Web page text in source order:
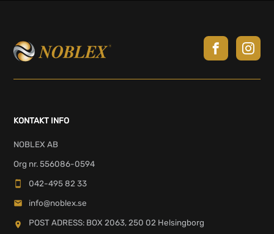
KONTAKT INFO
NOBLEX AB
Org nr. 556086-0594
042-495 82 33
info@noblex.se
POST ADRESS: BOX 2063, 250 02 Helsingborg